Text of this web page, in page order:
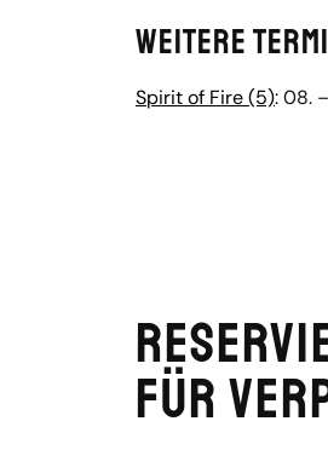
Weitere
Spirit of Fire (5): 08.
für